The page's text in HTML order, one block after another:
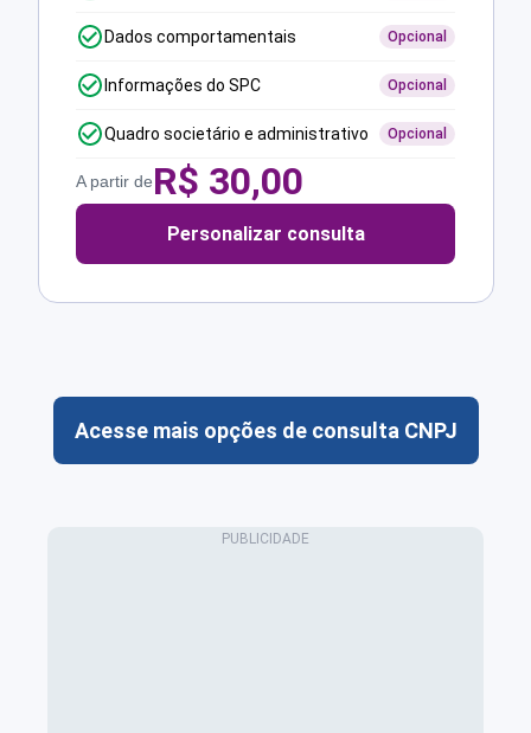
Dados comportamentais Opcional
Informações do SPC Opcional
Quadro societário e administrativo Opcional
A partir deR$ 30,00
Personalizar consulta
Acesse mais opções de consulta CNPJ